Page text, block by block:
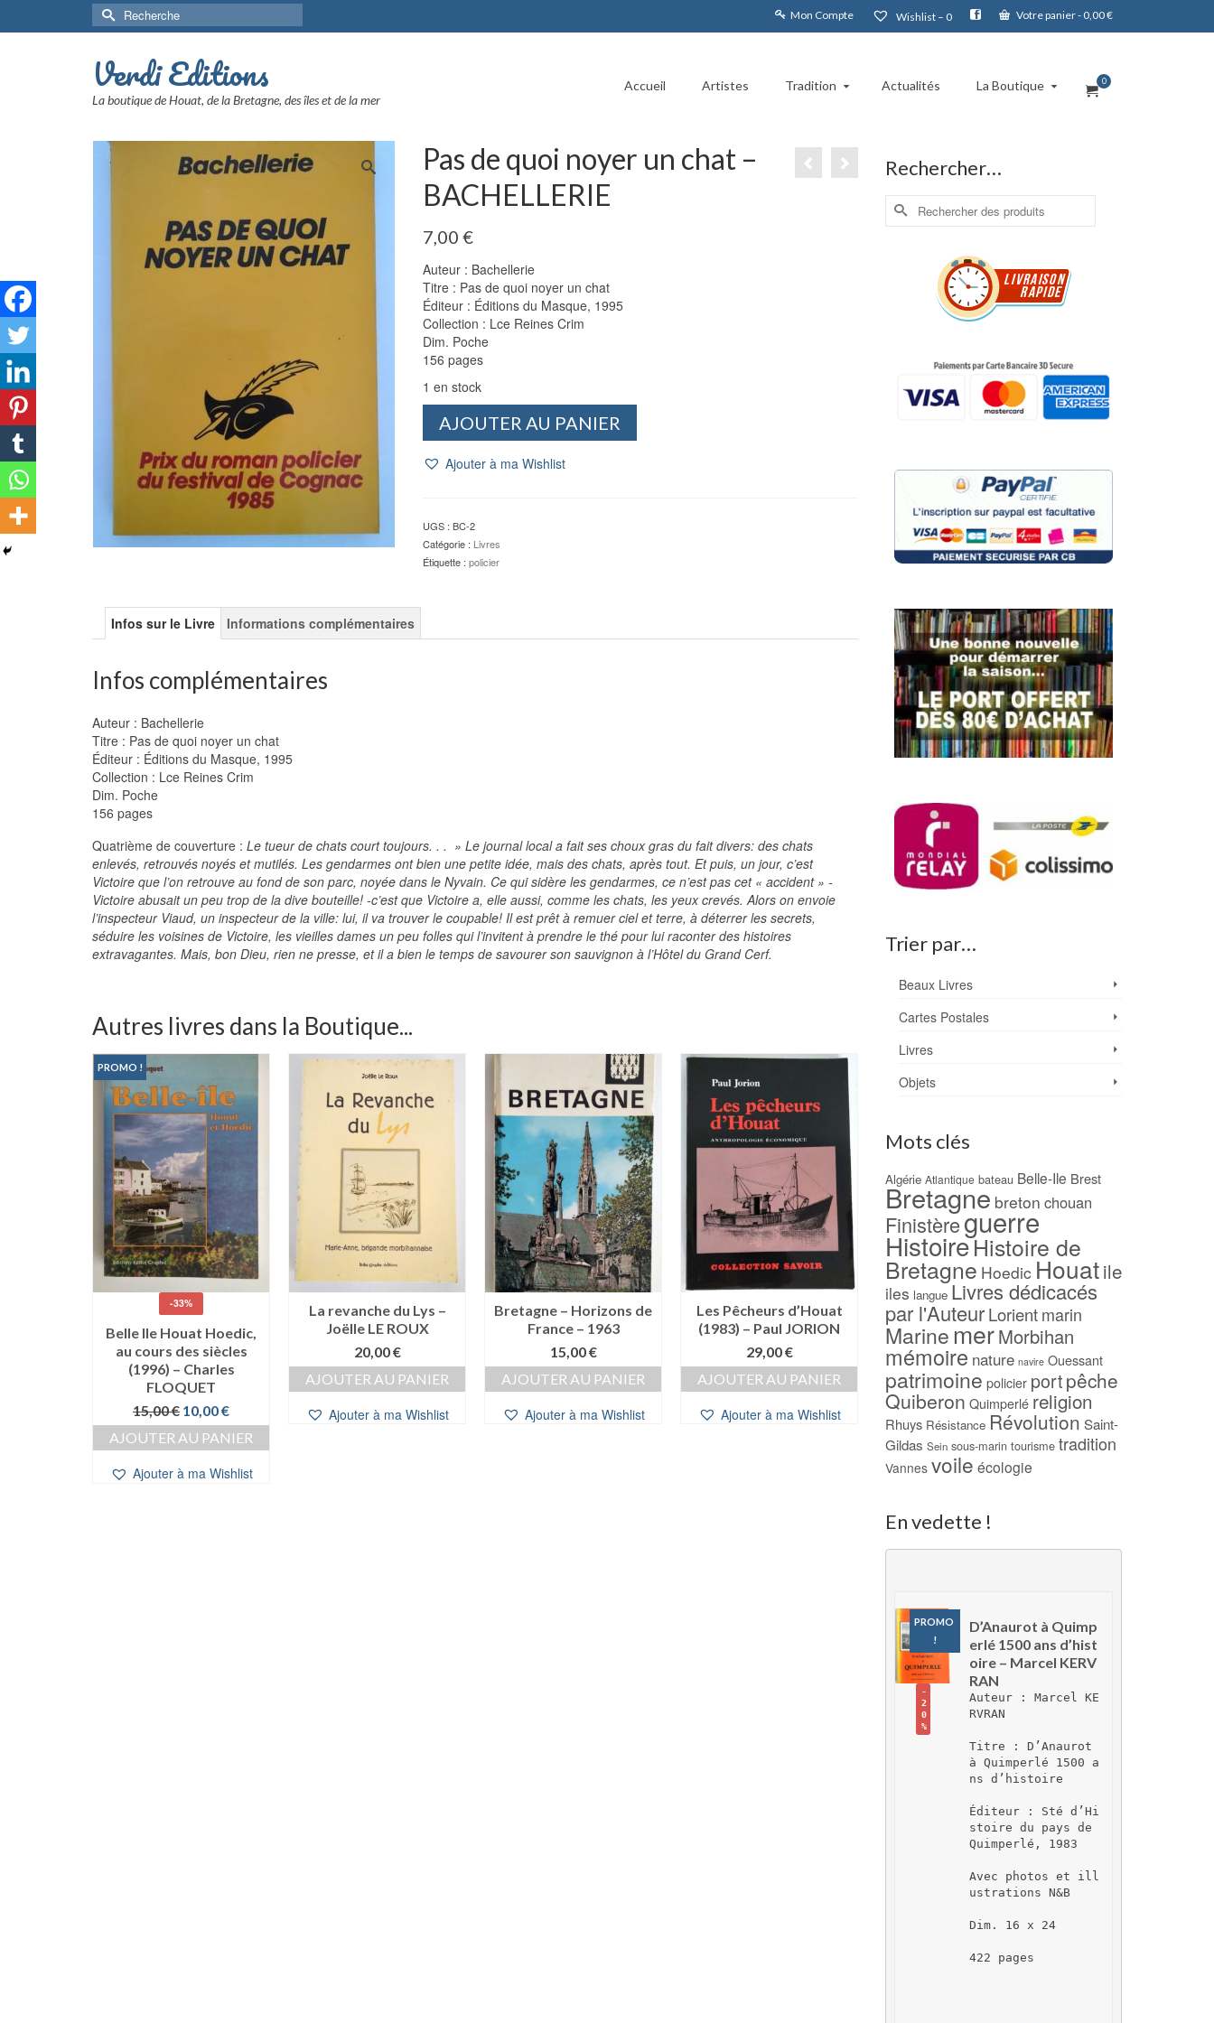
Mon Compte Wishlist – 0 Votre panier- 0,00€
Rechercher :
Verdi Editions
La boutique de Houat, de la Bretagne, des îles et de la mer
Accueil Artistes Tradition Actualités La Boutique 0
Pas de quoi noyer un chat –
BACHELLERIE
7,00 €
Auteur : Bachellerie
Titre : Pas de quoi noyer un chat
Éditeur : Éditions du Masque, 1995
Collection : Lce Reines Crim
Dim. Poche
156 pages
1 en stock
de
un
chat
-
AJOUTER AU PANIER
Ajouter à ma Wishlist
UGS : BC-2
Catégorie : Livres
Étiquette : policier
Infos sur le Livre Informations complémentaires
Infos complémentaires
Auteur : Bachellerie
Titre : Pas de quoi noyer un chat
Éditeur : Éditions du Masque, 1995
Collection : Lce Reines Crim
Dim. Poche
156 pages
Quatrième de couverture : Le tueur de chats court toujours. . . » Le journal local a fait ses choux gras du fait divers: des chats
enlevés, retrouvés noyés et mutilés. Les gendarmes ont bien une petite idée, mais des chats, après tout. Et puis, un jour, c’est
Victoire que l’on retrouve au fond de son parc, noyée dans le Nyvain. Ce qui sidère les gendarmes, ce n’est pas cet « accident » -
Victoire abusait un peu trop de la dive bouteille! -c’est que Victoire a, elle aussi, comme les chats, les yeux crevés. Alors on envoie
l’inspecteur Viaud, un inspecteur de la ville: lui, il va trouver le coupable! Il est prêt à remuer ciel et terre, à déterrer les secrets,
séduire les voisines de Victoire, les vieilles dames un peu folles qui l’invitent à prendre le thé pour lui raconter des histoires
extravagantes. Mais, bon Dieu, rien ne presse, et il a bien le temps de savourer son sauvignon à l’Hôtel du Grand Cerf.
Autres livres dans la Boutique...
PROMO !
-33%
Belle Ile Houat Hoedic,
au cours des siècles
(1996) – Charles
FLOQUET
15,00€ Le
prix
initial
15,00 €.
10,00€Le
prix
actuel
10,00 €.
AJOUTER AU PANIER
Ajouter à ma Wishlist
La revanche du Lys –
Joëlle LE ROUX
20,00€
AJOUTER AU PANIER
Ajouter à ma Wishlist
Bretagne – Horizons de
France – 1963
15,00€
AJOUTER AU PANIER
Ajouter à ma Wishlist
Les Pêcheurs d’Houat
(1983) – Paul JORION
29,00€
AJOUTER AU PANIER
Ajouter à ma Wishlist
-17%
Histoire de Belle-Île –
François-Marie de Bel-
Île
12,00€ Le
prix
initial
était :
12,00 €.
10,00€Le
prix
actuel
est :
10,00 €.
AJOUTER AU PANIER
Ajouter à ma Wishlist
12,00
AJOUTER AU
Ajouter à ma
Rechercher…
Rechercher :
Trier par…
Beaux Livres
Cartes Postales
Livres
Objets
Mots clés
Algérie Atlantique bateau Belle-Ile Brest
Bretagne breton chouan
Finistèreguerre
HistoireHistoire de
Bretagne Hoedic Houatile
iles langue Livres dédicacés
par l'Auteur Lorient marin
Marine merMorbihan
mémoire nature navire Ouessant
patrimoine policier portpêche
Quiberon Quimperlé religion
Rhuys Résistance Révolution Saint-
Gildas Sein sous-marin tourisme tradition
Vannes voile écologie
En vedette !
PROMO
!
-
2
0
%
D’Anaurot à Quimp
erlé 1500 ans d’hist
oire – Marcel KERV
RAN
Auteur : Marcel KE
RVRAN
Titre : D’Anaurot
à Quimperlé 1500 a
ns d’histoire
Éditeur : Sté d’Hi
stoire du pays de
Quimperlé, 1983
Avec photos et ill
ustrations N&B
Dim. 16 x 24
422 pages